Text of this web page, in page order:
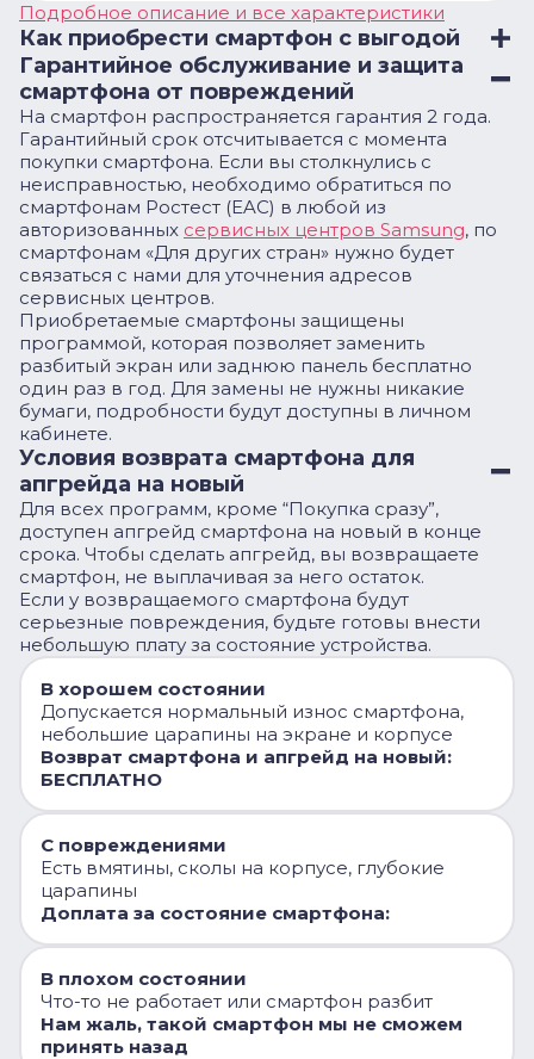
Подробное описание и все характеристики
Как приобрести смартфон с выгодой
Гарантийное обслуживание и защита
смартфона от повреждений
На смартфон распространяется гарантия 2 года.
Гарантийный срок отсчитывается с момента
покупки смартфона. Если вы столкнулись с
неисправностью, необходимо обратиться по
смартфонам Ростест (EAC) в любой из
авторизованных сервисных центров Samsung, по
смартфонам «Для других стран» нужно будет
связаться с нами для уточнения адресов
сервисных центров.
Приобретаемые смартфоны защищены
программой, которая позволяет заменить
разбитый экран или заднюю панель бесплатно
один раз в год. Для замены не нужны никакие
бумаги, подробности будут доступны в личном
кабинете.
Условия возврата смартфона для
апгрейда на новый
Для всех программ, кроме “Покупка сразу”,
доступен апгрейд смартфона на новый в конце
срока. Чтобы сделать апгрейд, вы возвращаете
смартфон, не выплачивая за него остаток.
Если у возвращаемого смартфона будут
серьезные повреждения, будьте готовы внести
небольшую плату за состояние устройства.
В хорошем состоянии
Допускается нормальный износ смартфона,
небольшие царапины на экране и корпусе
Возврат смартфона и апгрейд на новый:
БЕСПЛАТНО
С повреждениями
Есть вмятины, сколы на корпусе, глубокие
царапины
Доплата за состояние смартфона:
В плохом состоянии
Что-то не работает или смартфон разбит
Нам жаль, такой смартфон мы не сможем
принять назад